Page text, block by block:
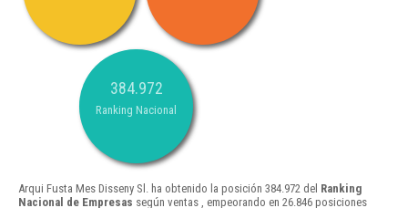
384.972
Ranking Nacional
Arqui Fusta Mes Disseny Sl. ha obtenido la posición 384.972 del Ranking
Nacional de Empresas según ventas , empeorando en 26.846 posiciones